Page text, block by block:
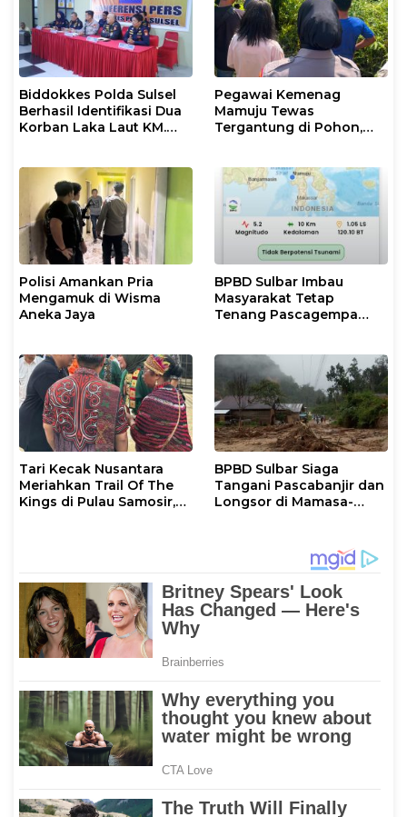
Biddokkes Polda Sulsel
Berhasil Identifikasi Dua
Korban Laka Laut KM.
Pegawai Kemenag
Mamuju Tewas
Tergantung di Pohon,
Polisi Amankan Pria
Mengamuk di Wisma
Aneka Jaya
BPBD Sulbar Imbau
Masyarakat Tetap
Tenang Pascagempa
Tari Kecak Nusantara
Meriahkan Trail Of The
Kings di Pulau Samosir,
BPBD Sulbar Siaga
Tangani Pascabanjir dan
Longsor di Mamasa-